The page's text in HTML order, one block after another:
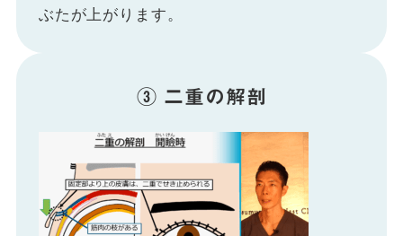
ぶたが上がります。
③ 二重の解剖